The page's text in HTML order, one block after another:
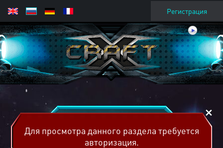
Регистрация
Для просмотра данного раздела требуется
авторизация.